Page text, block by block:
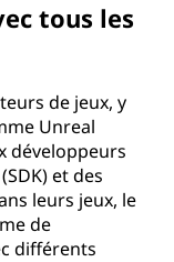
tous les
de jeux, y
Unreal
développeurs
et des
leurs jeux, le
de
différents